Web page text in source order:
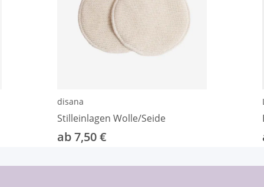
disana
Stilleinlagen Wolle/Seide
ab 7,50 €